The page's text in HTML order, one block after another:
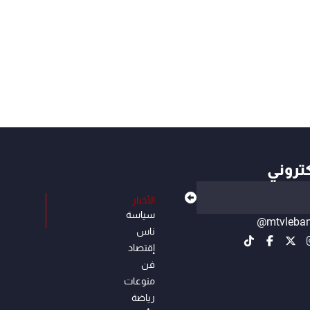
الأخبار
سياسة
ناس
إقتصاد
فن
منوعات
رياضة